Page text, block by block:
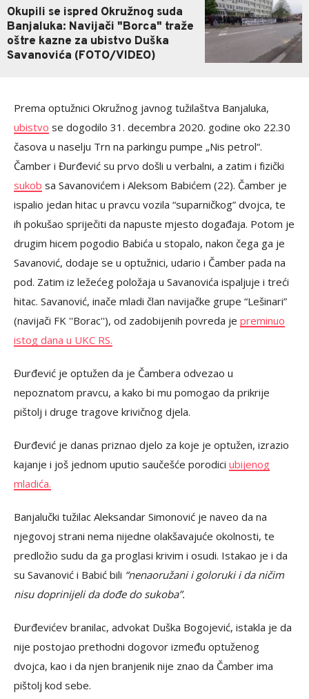
Okupili se ispred Okružnog suda
Banjaluka: Navijači "Borca" traže
oštre kazne za ubistvo Duška
Savanovića (FOTO/VIDEO)
Prema optužnici Okružnog javnog tužilaštva Banjaluka,
ubistvo se dogodilo 31. decembra 2020. godine oko 22.30
časova u naselju Trn na parkingu pumpe „Nis petrol“.
Čamber i Đurđević su prvo došli u verbalni, a zatim i fizički
sukob sa Savanovićem i Aleksom Babićem (22). Čamber je
ispalio jedan hitac u pravcu vozila “suparničkog” dvojca, te
ih pokušao spriječiti da napuste mjesto događaja. Potom je
drugim hicem pogodio Babića u stopalo, nakon čega ga je
Savanović, dodaje se u optužnici, udario i Čamber pada na
pod. Zatim iz ležećeg položaja u Savanovića ispaljuje i treći
hitac. Savanović, inače mladi član navijačke grupe “Lešinari”
(navijači FK ''Borac''), od zadobijenih povreda je preminuo
istog dana u UKC RS.
Đurđević je optužen da je Čambera odvezao u
nepoznatom pravcu, a kako bi mu pomogao da prikrije
pištolj i druge tragove krivičnog djela.
Đurđević je danas priznao djelo za koje je optužen, izrazio
kajanje i još jednom uputio saučešće porodici ubijenog
mladića.
Banjalučki tužilac Aleksandar Simonović je naveo da na
njegovoj strani nema nijedne olakšavajuće okolnosti, te
predložio sudu da ga proglasi krivim i osudi. Istakao je i da
su Savanović i Babić bili “nenaoružani i goloruki i da ničim
nisu doprinijeli da dođe do sukoba”.
Đurđevićev branilac, advokat Duška Bogojević, istakla je da
nije postojao prethodni dogovor između optuženog
dvojca, kao i da njen branjenik nije znao da Čamber ima
pištolj kod sebe.